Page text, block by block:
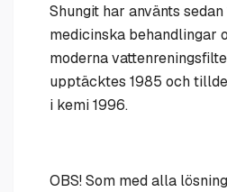
Shungit har använts
medicinska behandlingar
moderna
upptäcktes 1985 och
i kemi 1996.
OBS! Som med alla